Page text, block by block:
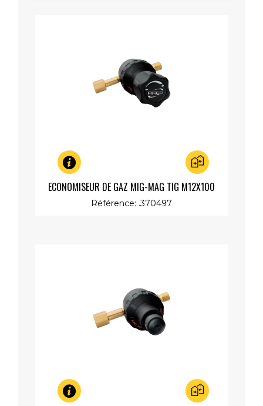
ECONOMISEUR DE GAZ MIG-MAG TIG M12X100
REGLABLE
Référence: .370497